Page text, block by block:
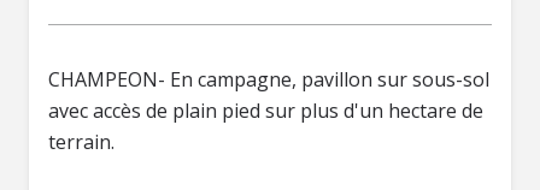
CHAMPEON- En campagne, pavillon sur sous-sol
avec accès de plain pied sur plus d'un hectare de
terrain.